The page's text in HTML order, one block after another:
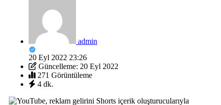
admin
20 Eyl 2022 23:26
Güncelleme: 20 Eyl 2022
271 Görüntüleme
4 dk.